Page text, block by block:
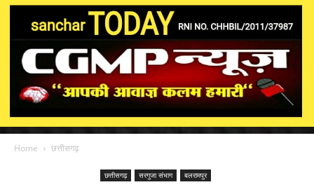
Home छत्तीसगढ़
छत्तीसगढ़ सरगुजा संभाग बलरामपुर